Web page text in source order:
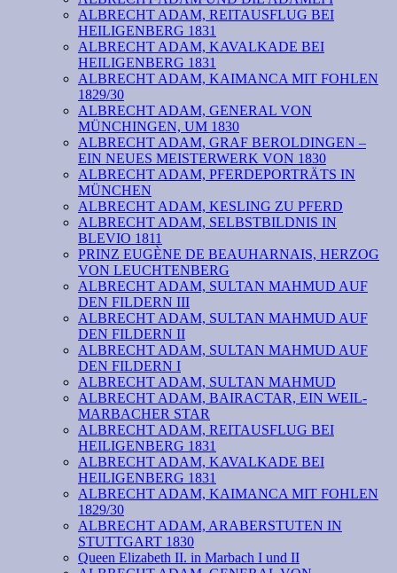
ALBRECHT ADAM, REITAUSFLUG BEI
HEILIGENBERG 1831
ALBRECHT ADAM, KAVALKADE BEI
HEILIGENBERG 1831
ALBRECHT ADAM, KAIMANCA MIT FOHLEN
1829/30
ALBRECHT ADAM, GENERAL VON
MÜNCHINGEN, UM 1830
ALBRECHT ADAM, GRAF BEROLDINGEN –
EIN NEUES MEISTERWERK VON 1830
ALBRECHT ADAM, PFERDEPORTRÄTS IN
MÜNCHEN
ALBRECHT ADAM, KESLING ZU PFERD
ALBRECHT ADAM, SELBSTBILDNIS IN
BLEVIO 1811
PRINZ EUGÈNE DE BEAUHARNAIS, HERZOG
VON LEUCHTENBERG
ALBRECHT ADAM, SULTAN MAHMUD AUF
DEN FILDERN III
ALBRECHT ADAM, SULTAN MAHMUD AUF
DEN FILDERN II
ALBRECHT ADAM, SULTAN MAHMUD AUF
DEN FILDERN I
ALBRECHT ADAM, SULTAN MAHMUD
ALBRECHT ADAM, BAIRACTAR, EIN WEIL-
MARBACHER STAR
ALBRECHT ADAM, REITAUSFLUG BEI
HEILIGENBERG 1831
ALBRECHT ADAM, KAVALKADE BEI
HEILIGENBERG 1831
ALBRECHT ADAM, KAIMANCA MIT FOHLEN
1829/30
ALBRECHT ADAM, ARABERSTUTEN IN
STUTTGART 1830
Queen Elizabeth II. in Marbach I und II